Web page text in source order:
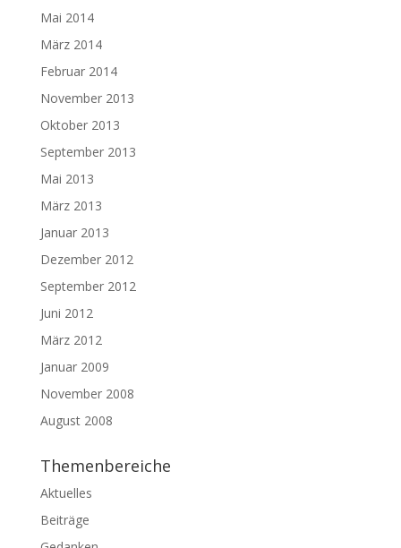
Mai 2014
März 2014
Februar 2014
November 2013
Oktober 2013
September 2013
Mai 2013
März 2013
Januar 2013
Dezember 2012
September 2012
Juni 2012
März 2012
Januar 2009
November 2008
August 2008
Themenbereiche
Aktuelles
Beiträge